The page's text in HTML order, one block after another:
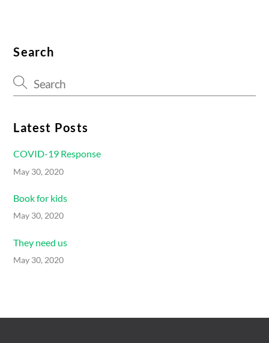
Search
Latest Posts
COVID-19 Response
May 30, 2020
Book for kids
May 30, 2020
They need us
May 30, 2020